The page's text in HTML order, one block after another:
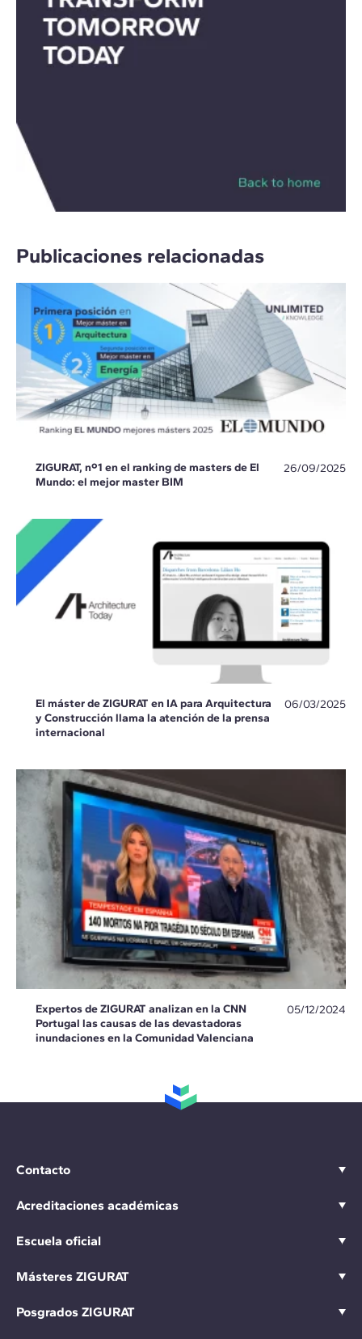
Publicaciones relacionadas
ZIGURAT, nº1 en el ranking de masters de El
Mundo: el mejor master BIM
26/09/2025
El máster de ZIGURAT en IA para Arquitectura
y Construcción llama la atención de la prensa
internacional
06/03/2025
Expertos de ZIGURAT analizan en la CNN
Portugal las causas de las devastadoras
inundaciones en la Comunidad Valenciana
05/12/2024
Contacto
Acreditaciones académicas
Escuela oficial
Másteres ZIGURAT
Posgrados ZIGURAT